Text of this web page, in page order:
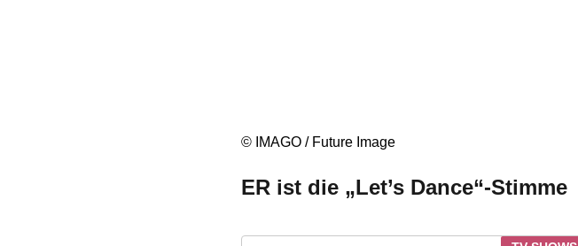
© IMAGO / Future Image
ER ist die „Let’s Dance“-Stimme